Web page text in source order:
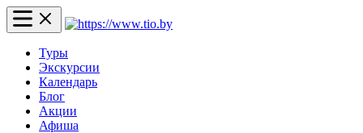
Туры
Экскурсии
Календарь
Блог
Акции
Афиша